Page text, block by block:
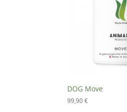
DOG Move
99,90€